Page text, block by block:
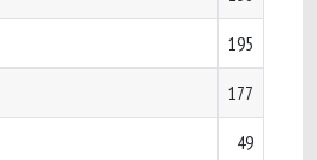
195
177
49